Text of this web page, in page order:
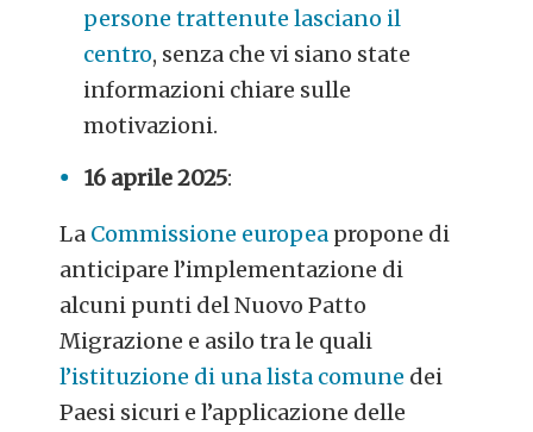
persone trattenute lasciano il
centro, senza che vi siano state
informazioni chiare sulle
motivazioni.
16 aprile 2025:
La Commissione europea propone di
anticipare l’implementazione di
alcuni punti del Nuovo Patto
Migrazione e asilo tra le quali
l’istituzione di una lista comune dei
Paesi sicuri e l’applicazione delle